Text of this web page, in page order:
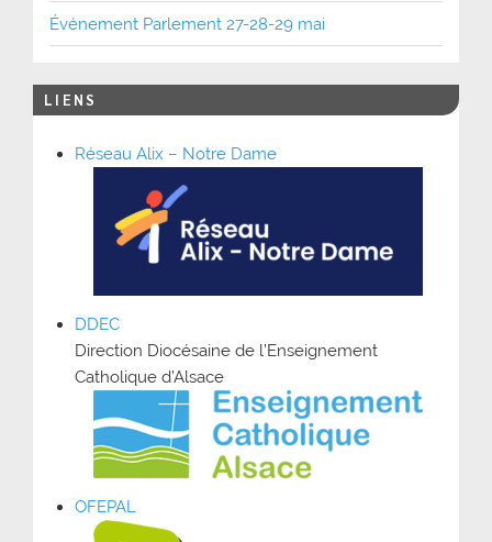
Événement Parlement 27-28-29 mai
LIENS
Réseau Alix – Notre Dame
DDEC
Direction Diocésaine de l’Enseignement
Catholique d’Alsace
OFEPAL